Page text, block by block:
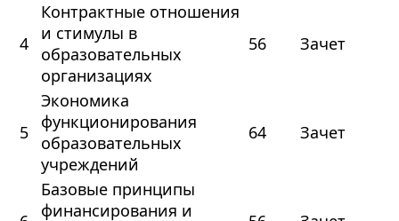
4
Контрактные отношения
и стимулы в
образовательных
организациях
56 Зачет
5
Экономика
функционирования
образовательных
учреждений
64 Зачет
Базовые принципы
финансирования и